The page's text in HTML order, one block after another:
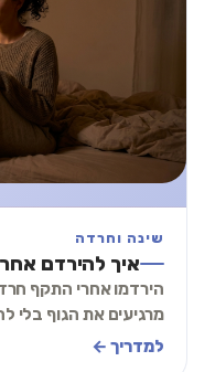
שינה וחרדה
איך להירדם
הירדמו אחרי התקף
מרגיעים את הגוף בלי
לשינה בביטחון במקום
למדריך ←